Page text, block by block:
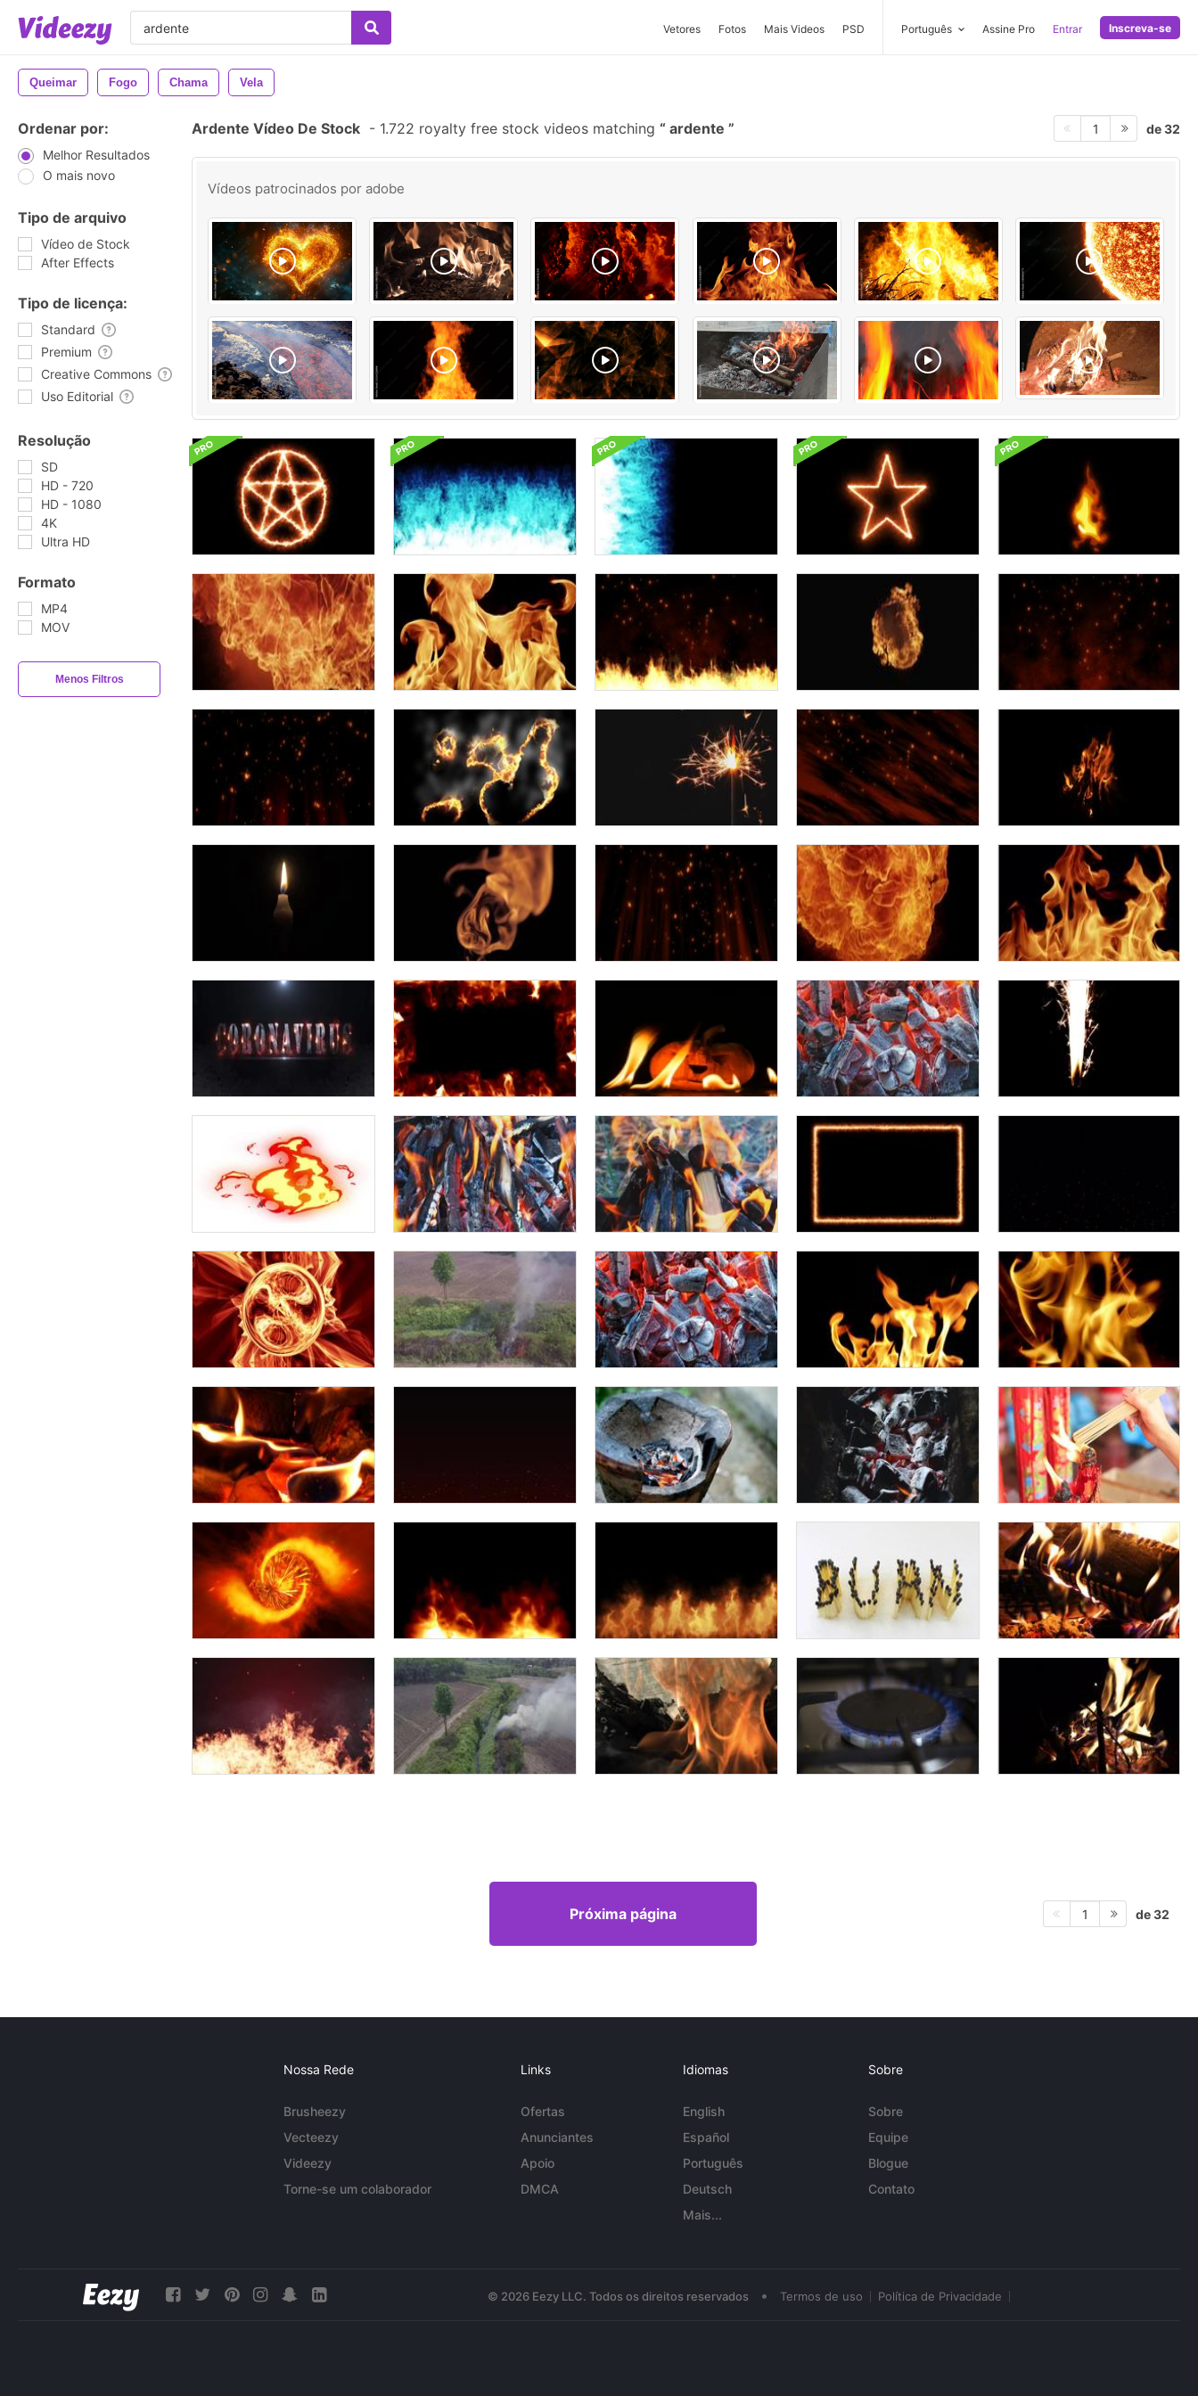
Vetores Fotos Mais Videos PSD Português Assine Pro Entrar Inscreva-se
Queimar Fogo Chama Vela
Ordenar por:
Melhor Resultados
O mais novo
Tipo de arquivo
Vídeo de Stock
After Effects
Tipo de licença:
Standard
Premium
Creative Commons
Uso Editorial
Resolução
SD
HD - 720
HD - 1080
4K
Ultra HD
Formato
MP4
MOV
Menos Filtros
Ardente Vídeo De Stock - 1.722 royalty free stock videos matching ardente 1 de 32
Vídeos patrocinados por adobe
Próxima página 1 de 32
Nossa Rede
Brusheezy
Vecteezy
Videezy
Torne-se um colaborador
Links
Ofertas
Anunciantes
Apoio
DMCA
Idiomas
English
Español
Português
Deutsch
Mais...
Sobre
Sobre
Equipe
Blogue
Contato
© 2026 Eezy LLC. Todos os direitos reservados • Termos de uso Política de Privacidade